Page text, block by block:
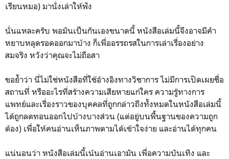
เรียนหมอ) มานั่งเล่าให้ฟัง
นั่นแหละครับ พอมันเป็นกันเองขนาดนี้ หนังสือเล่มนี้จึงอาจมีคำ
หยาบหลุดรอดออกมาบ้าง ก็เพื่ออรรถรสในการเล่าเรื่องอย่าง
สมจริง หวังว่าคุณจะไม่ถือสา
ขอย้ำว่า นี่ไม่ใช่หนังสือที่ใช้อ้างอิงทางวิชาการ ไม่มีการเปิดเผยชื่อ
สถานที่ หรืออะไรที่สร้างความเสียหายแก่ใคร ความรู้ทางการ
แพทย์และเรื่องราวของบุคคลที่ถูกกล่าวถึงทั้งหมดในหนังสือเล่มนี้
ได้ถูกลดทอนออกไปบ้างบางส่วน (แต่อยู่บนพื้นฐานของความถูก
ต้อง) เพื่อให้คนอ่านเห็นภาพตามได้เข้าใจง่าย และอ่านได้ทุกคน
แน่นอนว่า หนังสือเล่มนี้เน้นอ่านเอามัน เพื่อความบันเทิง และ